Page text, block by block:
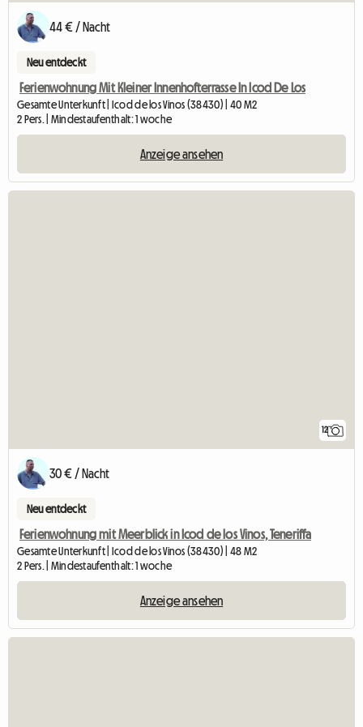
44 € / Nacht
Neu entdeckt
Ferienwohnung Mit Kleiner Innenhofterrasse In Icod De Los
Gesamte Unterkunft | Icod de los Vinos (38430) | 40 M2
2 Pers. | Mindestaufenthalt: 1 woche
Anzeige ansehen
12
30 € / Nacht
Neu entdeckt
Ferienwohnung mit Meerblick in Icod de los Vinos, Teneriffa
Gesamte Unterkunft | Icod de los Vinos (38430) | 48 M2
2 Pers. | Mindestaufenthalt: 1 woche
Anzeige ansehen